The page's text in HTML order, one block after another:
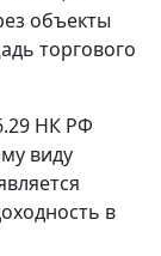
объекты
торгового
НК РФ
виду
в